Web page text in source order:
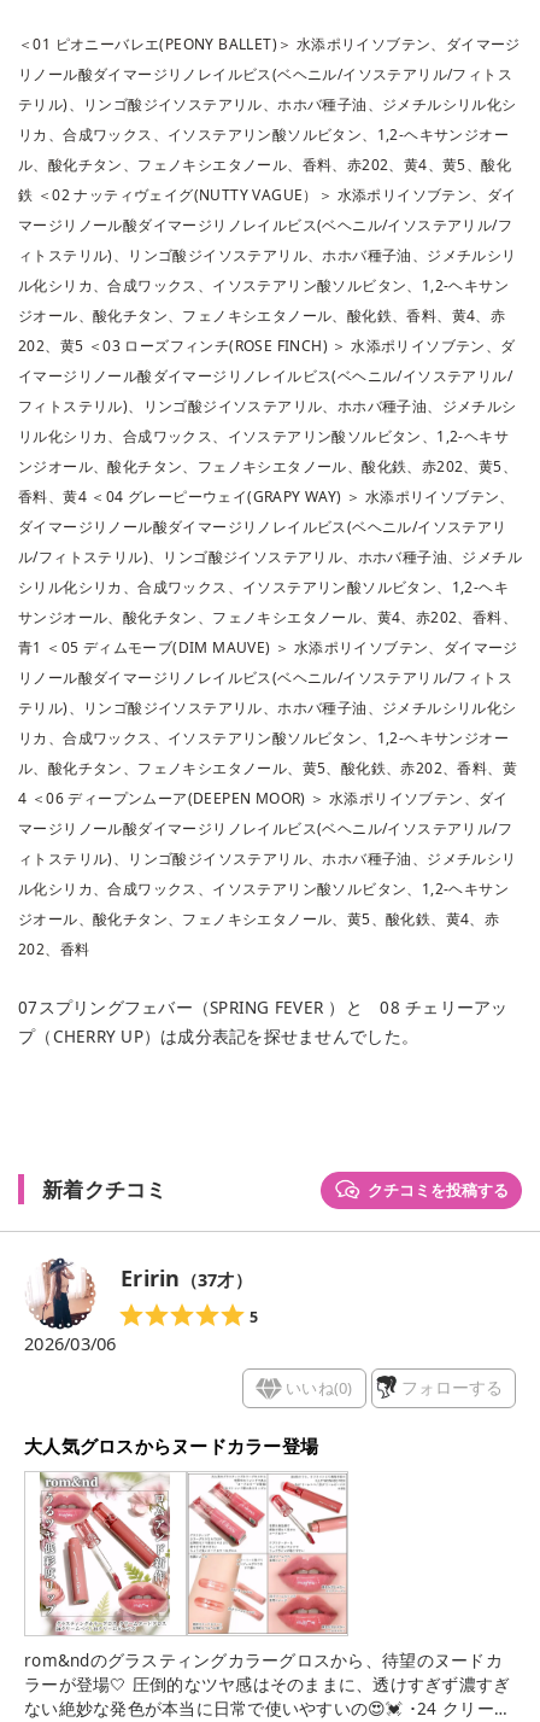
＜01 ピオニーバレエ(PEONY BALLET)＞ 水添ポリイソブテン、ダイマージ
リノール酸ダイマージリノレイルビス(ベヘニル/イソステアリル/フィトス
テリル)、リンゴ酸ジイソステアリル、ホホバ種子油、ジメチルシリル化シ
リカ、合成ワックス、イソステアリン酸ソルビタン、1,2-ヘキサンジオー
ル、酸化チタン、フェノキシエタノール、香料、赤202、黄4、黄5、酸化
鉄 ＜02 ナッティヴェイグ(NUTTY VAGUE）＞ 水添ポリイソブテン、ダイ
マージリノール酸ダイマージリノレイルビス(ベヘニル/イソステアリル/フ
ィトステリル)、リンゴ酸ジイソステアリル、ホホバ種子油、ジメチルシリ
ル化シリカ、合成ワックス、イソステアリン酸ソルビタン、1,2-ヘキサン
ジオール、酸化チタン、フェノキシエタノール、酸化鉄、香料、黄4、赤
202、黄5 ＜03 ローズフィンチ(ROSE FINCH) ＞ 水添ポリイソブテン、ダ
イマージリノール酸ダイマージリノレイルビス(ベヘニル/イソステアリル/
フィトステリル)、リンゴ酸ジイソステアリル、ホホバ種子油、ジメチルシ
リル化シリカ、合成ワックス、イソステアリン酸ソルビタン、1,2-ヘキサ
ンジオール、酸化チタン、フェノキシエタノール、酸化鉄、赤202、黄5、
香料、黄4 ＜04 グレーピーウェイ(GRAPY WAY) ＞ 水添ポリイソブテン、
ダイマージリノール酸ダイマージリノレイルビス(ベヘニル/イソステアリ
ル/フィトステリル)、リンゴ酸ジイソステアリル、ホホバ種子油、ジメチル
シリル化シリカ、合成ワックス、イソステアリン酸ソルビタン、1,2-ヘキ
サンジオール、酸化チタン、フェノキシエタノール、黄4、赤202、香料、
青1 ＜05 ディムモーブ(DIM MAUVE) ＞ 水添ポリイソブテン、ダイマージ
リノール酸ダイマージリノレイルビス(ベヘニル/イソステアリル/フィトス
テリル)、リンゴ酸ジイソステアリル、ホホバ種子油、ジメチルシリル化シ
リカ、合成ワックス、イソステアリン酸ソルビタン、1,2-ヘキサンジオー
ル、酸化チタン、フェノキシエタノール、黄5、酸化鉄、赤202、香料、黄
4 ＜06 ディープンムーア(DEEPEN MOOR) ＞ 水添ポリイソブテン、ダイ
マージリノール酸ダイマージリノレイルビス(ベヘニル/イソステアリル/フ
ィトステリル)、リンゴ酸ジイソステアリル、ホホバ種子油、ジメチルシリ
ル化シリカ、合成ワックス、イソステアリン酸ソルビタン、1,2-ヘキサン
ジオール、酸化チタン、フェノキシエタノール、黄5、酸化鉄、黄4、赤
202、香料
07スプリングフェバー（SPRING FEVER ）と 08 チェリーアッ
プ（CHERRY UP）は成分表記を探せませんでした。
新着クチコミ クチコミを投稿する
Eririn （37才）
5
2026/03/06
いいね(0) フォローする
大人気グロスからヌードカラー登場
rom&ndのグラスティングカラーグロスから、待望のヌードカ
ラーが登場🤍 圧倒的なツヤ感はそのままに、透けすぎず濃すぎ
ない絶妙な発色が本当に日常で使いやすいの😍💓 ･24 クリーム